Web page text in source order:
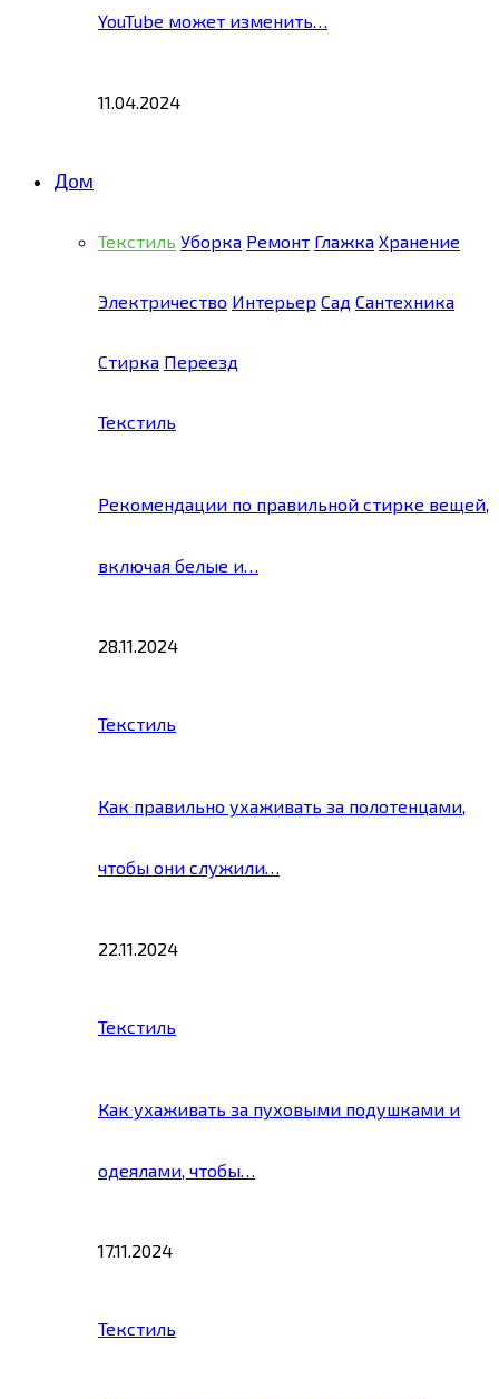
YouTube может изменить…
11.04.2024
Дом
Текстиль Уборка Ремонт Глажка Хранение
Электричество Интерьер Сад Сантехника
Стирка Переезд
Текстиль
Рекомендации по правильной стирке вещей,
включая белые и…
28.11.2024
Текстиль
Как правильно ухаживать за полотенцами,
чтобы они служили…
22.11.2024
Текстиль
Как ухаживать за пуховыми подушками и
одеялами, чтобы…
17.11.2024
Текстиль